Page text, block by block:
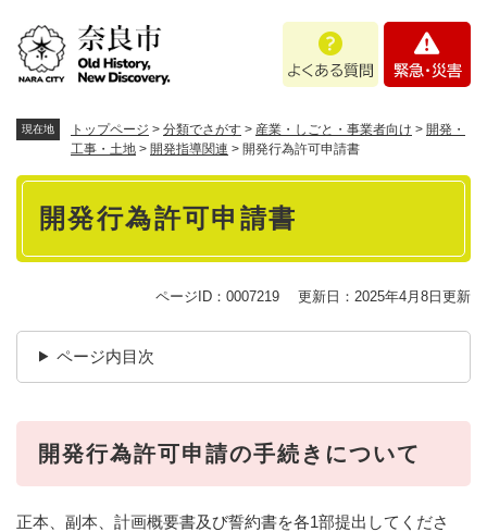
あ
問
・
現在地 トップページ > 分類でさがす > 産業・しごと・事業者向け > 開発・
工事・土地 > 開発指導関連 > 開発行為許可申請書
本
開発行為許可申請書
ページID：0007219 更新日：2025年4月8日更新
ページ内目次
開発行為許可申請の手続きについて
正本、副本、計画概要書及び誓約書を各1部提出してくださ